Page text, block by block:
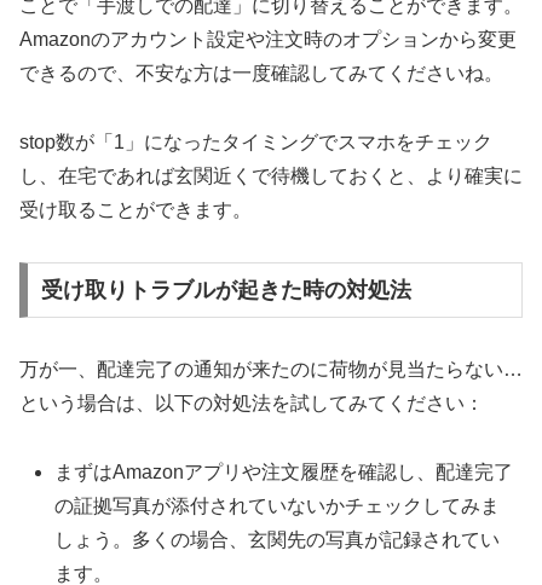
ことで「手渡しでの配達」に切り替えることができます。
Amazonのアカウント設定や注文時のオプションから変更
できるので、不安な方は一度確認してみてくださいね。
stop数が「1」になったタイミングでスマホをチェック
し、在宅であれば玄関近くで待機しておくと、より確実に
受け取ることができます。
受け取りトラブルが起きた時の対処法
万が一、配達完了の通知が来たのに荷物が見当たらない…
という場合は、以下の対処法を試してみてください：
まずはAmazonアプリや注文履歴を確認し、配達完了
の証拠写真が添付されていないかチェックしてみま
しょう。多くの場合、玄関先の写真が記録されてい
ます。